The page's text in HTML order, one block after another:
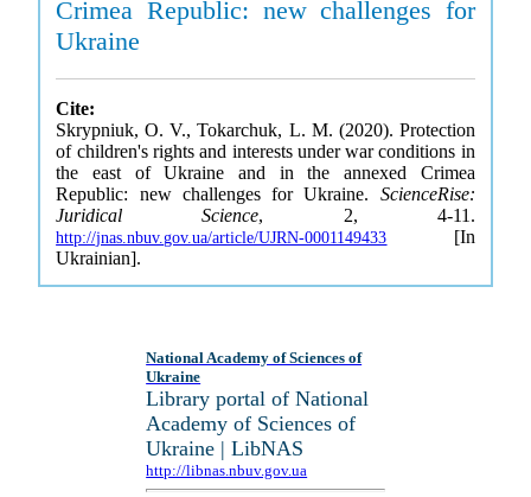
Crimea Republic: new challenges for
Ukraine
Cite:
Skrypniuk, O. V., Tokarchuk, L. M. (2020). Protection
of children's rights and interests under war conditions in
the east of Ukraine and in the annexed Crimea
Republic: new challenges for Ukraine. ScienceRise:
Juridical Science, 2, 4-11.
http://jnas.nbuv.gov.ua/article/UJRN-0001149433 [In
Ukrainian].
National Academy of Sciences of
Ukraine
Library portal of National
Academy of Sciences of
Ukraine | LibNAS
http://libnas.nbuv.gov.ua